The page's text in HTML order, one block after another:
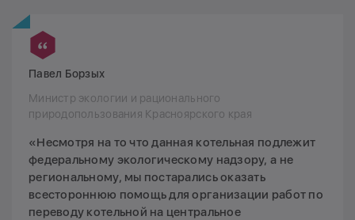
Павел Борзых
Министр экологии и рационального
природопользования Красноярского края
«Несмотря на то что данная котельная подлежит
федеральному экологическому надзору, а не
региональному, мы постарались оказать
всестороннюю помощь для организации работ по
переводу котельной на центральное